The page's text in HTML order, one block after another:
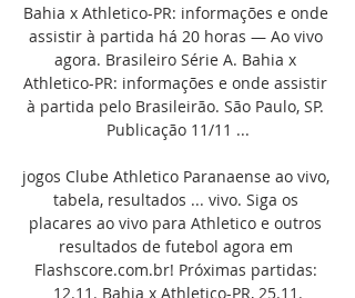
Bahia x Athletico-PR: informações e onde
assistir à partida há 20 horas — Ao vivo
agora. Brasileiro Série A. Bahia x
Athletico-PR: informações e onde assistir
à partida pelo Brasileirão. São Paulo, SP.
Publicação 11/11 ...
jogos Clube Athletico Paranaense ao vivo,
tabela, resultados ... vivo. Siga os
placares ao vivo para Athletico e outros
resultados de futebol agora em
Flashscore.com.br! Próximas partidas:
12.11. Bahia x Athletico-PR, 25.11.